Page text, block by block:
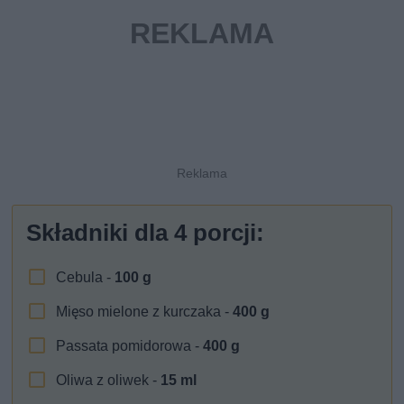
Składniki dla4 porcji:
Cebula - 100 g
Mięso mielone z kurczaka -400 g
Passata pomidorowa -400 g
Oliwa z oliwek - 15 ml